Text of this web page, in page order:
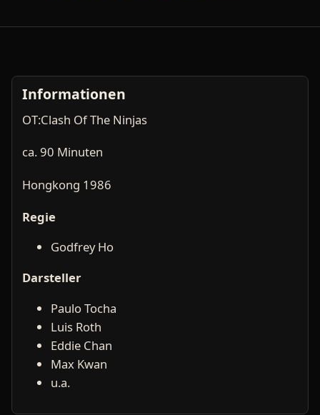
Informationen
OT:Clash Of The Ninjas
ca. 90 Minuten
Hongkong 1986
Regie
Godfrey Ho
Darsteller
Paulo Tocha
Luis Roth
Eddie Chan
Max Kwan
u.a.